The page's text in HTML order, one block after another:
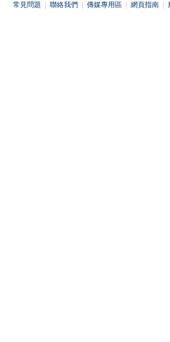
常見問題 聯絡我們 傳媒專用區 網頁指南